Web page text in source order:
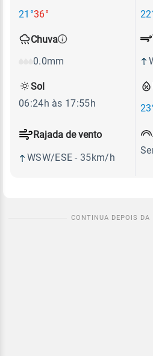
21°36°
Chuva
0.0mm
Rajada de vento
WSW/ESE - 35km/h
Sol
06:24h às 17:55h